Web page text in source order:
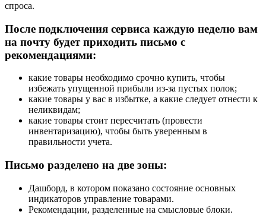
спроса.
После подключения сервиса каждую неделю вам
на почту будет приходить письмо с
рекомендациями:
какие товары необходимо срочно купить, чтобы
избежать упущенной прибыли из-за пустых полок;
какие товары у вас в избытке, а какие следует отнести к
неликвидам;
какие товары стоит пересчитать (провести
инвентаризацию), чтобы быть уверенным в
правильности учета.
Письмо разделено на две зоны:
Дашборд, в котором показано состояние основных
индикаторов управление товарами.
Рекомендации, разделенные на смысловые блоки.